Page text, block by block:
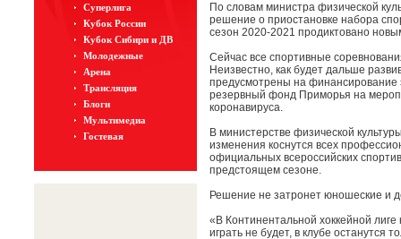
Суперлига
Кубок России
Кубок Сибири и ДВ
Молодежные
Арена
Трансляция
Блоги
Мультимедиа
Гостевая
По словам министра физической
решение о приостановке набора
сезон 2020-2021 продиктовано
Сейчас все спортивные
Неизвестно, как будет дальше
предусмотрены на финансирование
резервный фонд Приморья на
коронавируса.
В министерстве физической
изменения коснутся всех
официальных всероссийских
предстоящем сезоне.
Решение не затронет юношеские и
«В Континентальной хоккейной
играть не будет, в клубе